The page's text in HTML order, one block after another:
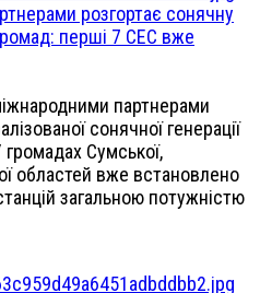
розгортає сонячну
перші 7 СЕС вже
партнерами
сонячної генерації
Сумської,
областей вже встановлено
загальною потужністю